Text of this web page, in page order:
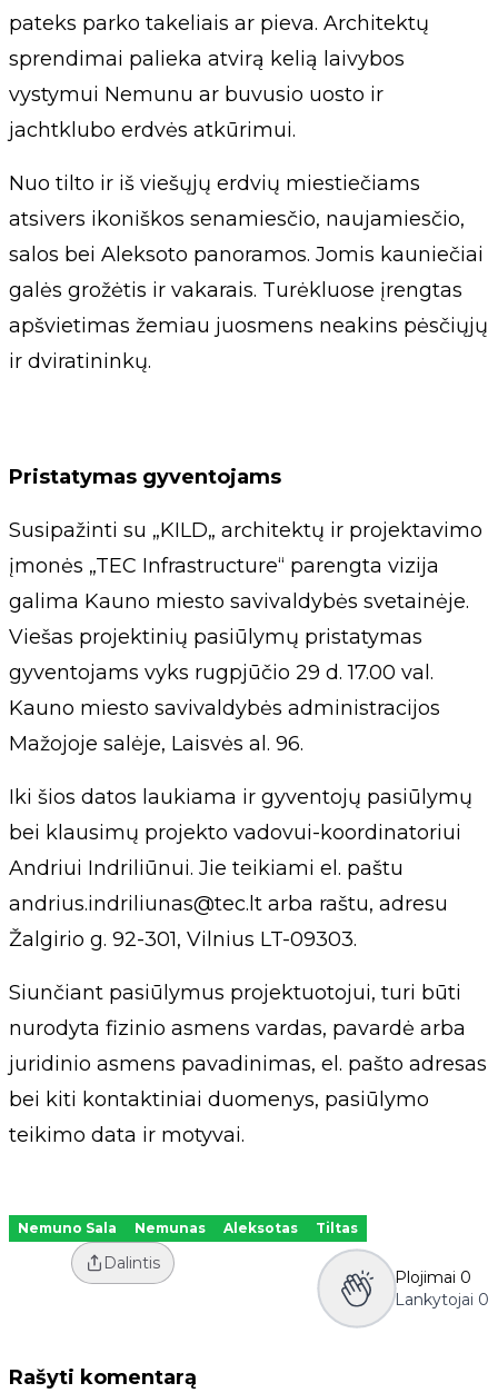
pateks parko takeliais ar pieva. Architektų
sprendimai palieka atvirą kelią laivybos
vystymui Nemunu ar buvusio uosto ir
jachtklubo erdvės atkūrimui.
Nuo tilto ir iš viešųjų erdvių miestiečiams
atsivers ikoniškos senamiesčio, naujamiesčio,
salos bei Aleksoto panoramos. Jomis kauniečiai
galės grožėtis ir vakarais. Turėkluose įrengtas
apšvietimas žemiau juosmens neakins pėsčiųjų
ir dviratininkų.
Pristatymas gyventojams
Susipažinti su „KILD„ architektų ir projektavimo
įmonės „TEC Infrastructure“ parengta vizija
galima Kauno miesto savivaldybės svetainėje.
Viešas projektinių pasiūlymų pristatymas
gyventojams vyks rugpjūčio 29 d. 17.00 val.
Kauno miesto savivaldybės administracijos
Mažojoje salėje, Laisvės al. 96.
Iki šios datos laukiama ir gyventojų pasiūlymų
bei klausimų projekto vadovui-koordinatoriui
Andriui Indriliūnui. Jie teikiami el. paštu
andrius.indriliunas@tec.lt arba raštu, adresu
Žalgirio g. 92-301, Vilnius LT-09303.
Siunčiant pasiūlymus projektuotojui, turi būti
nurodyta fizinio asmens vardas, pavardė arba
juridinio asmens pavadinimas, el. pašto adresas
bei kiti kontaktiniai duomenys, pasiūlymo
teikimo data ir motyvai.
Nemuno Sala Nemunas Aleksotas Tiltas
Dalintis
Plojimai 0
Lankytojai 0
Rašyti komentarą